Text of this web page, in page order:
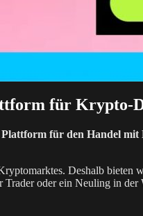
für Krypto-
für den Handel
Deshalb bieten
oder ein Neuling in